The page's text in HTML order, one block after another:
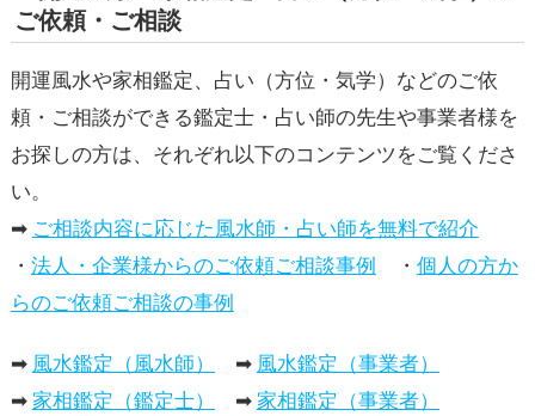
ご依頼・ご相談
開運風水や家相鑑定、占い（方位・気学）などのご依
頼・ご相談ができる鑑定士・占い師の先生や事業者様を
お探しの方は、それぞれ以下のコンテンツをご覧くださ
い。
➡ ご相談内容に応じた風水師・占い師を無料で紹介
・ 法人・企業様からのご依頼ご相談事例 ・ 個人の方か
らのご依頼ご相談の事例
➡ 風水鑑定（風水師） ➡ 風水鑑定（事業者）
➡ 家相鑑定（鑑定士） ➡ 家相鑑定（事業者）